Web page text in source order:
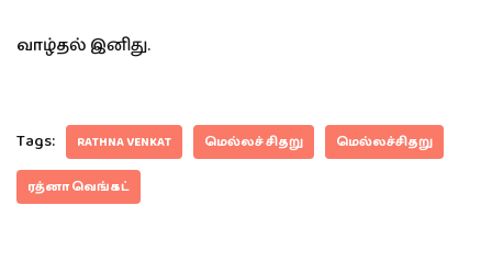
வாழ்தல் இனிது.
Tags: RATHNA VENKAT மெல்லச் சிதறு மெல்லச்சிதறு
ரத்னா வெங்கட்